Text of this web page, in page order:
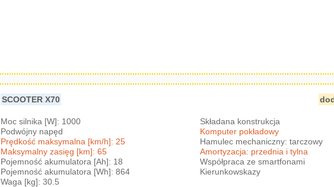
SCOOTER X70
Moc silnika [W]: 1000
Podwójny napęd
Prędkość maksymalna [km/h]: 25
Maksymalny zasięg [km]: 65
Pojemność akumulatora [Ah]: 18
Pojemność akumulatora [Wh]: 864
Waga [kg]: 30.5
Składana konstrukcja
Komputer pokładowy
Hamulec mechaniczny: tarczowy
Amortyzacja: przednia i tylna
Współpraca ze smartfonami
Kierunkowskazy